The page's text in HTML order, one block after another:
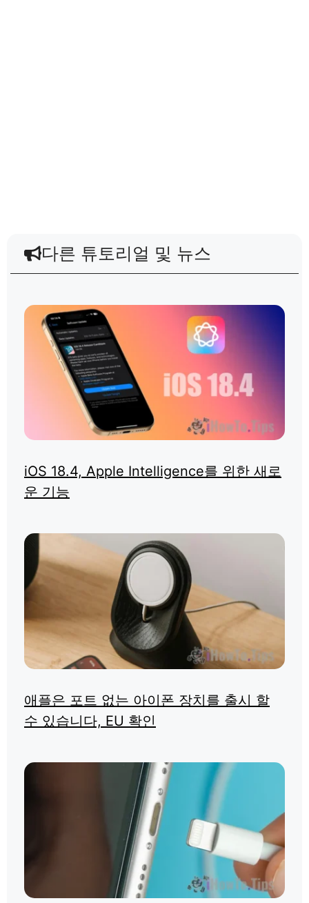
다른 튜토리얼 및 뉴스
iOS 18.4, Apple Intelligence를 위한 새로
운 기능
애플은 포트 없는 아이폰 장치를 출시 할
수 있습니다, EU 확인